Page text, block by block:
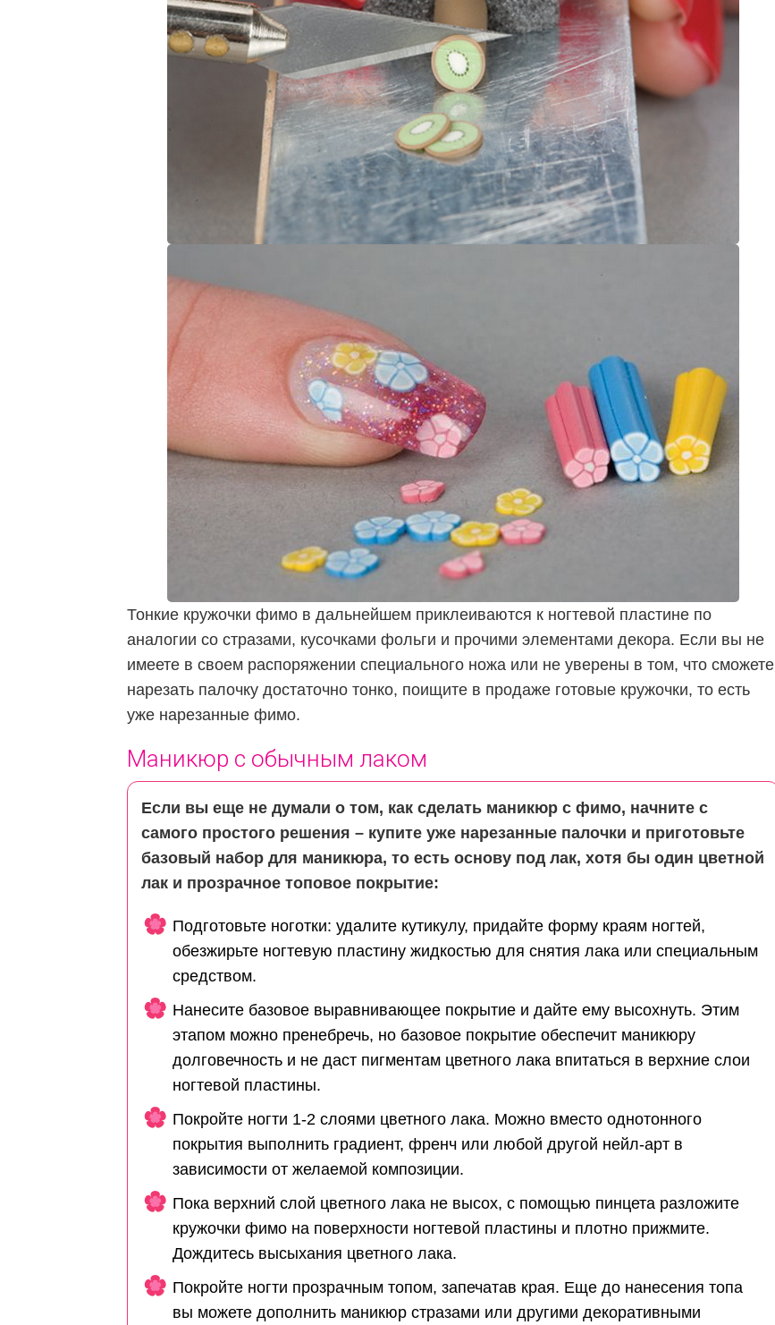
Тонкие кружочки фимо в дальнейшем приклеиваются к ногтевой пластине по
аналогии со стразами, кусочками фольги и прочими элементами декора. Если вы не
имеете в своем распоряжении специального ножа или не уверены в том, что сможете
нарезать палочку достаточно тонко, поищите в продаже готовые кружочки, то есть
уже нарезанные фимо.
Маникюр с обычным лаком
Если вы еще не думали о том, как сделать маникюр с фимо, начните с
самого простого решения – купите уже нарезанные палочки и приготовьте
базовый набор для маникюра, то есть основу под лак, хотя бы один цветной
лак и прозрачное топовое покрытие:
Подготовьте ноготки: удалите кутикулу, придайте форму краям ногтей,
обезжирьте ногтевую пластину жидкостью для снятия лака или специальным
средством.
Нанесите базовое выравнивающее покрытие и дайте ему высохнуть. Этим
этапом можно пренебречь, но базовое покрытие обеспечит маникюру
долговечность и не даст пигментам цветного лака впитаться в верхние слои
ногтевой пластины.
Покройте ногти 1-2 слоями цветного лака. Можно вместо однотонного
покрытия выполнить градиент, френч или любой другой нейл-арт в
зависимости от желаемой композиции.
Пока верхний слой цветного лака не высох, с помощью пинцета разложите
кружочки фимо на поверхности ногтевой пластины и плотно прижмите.
Дождитесь высыхания цветного лака.
Покройте ногти прозрачным топом, запечатав края. Еще до нанесения топа
вы можете дополнить маникюр стразами или другими декоративными